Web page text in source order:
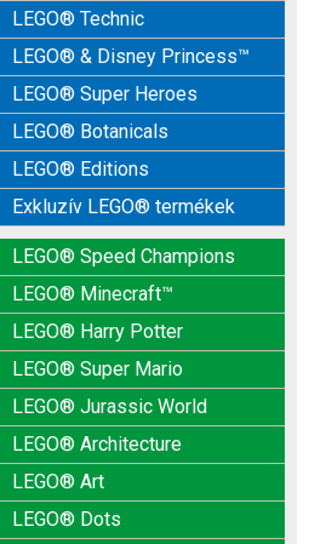
LEGO® Technic
LEGO® & Disney Princess™
LEGO® Super Heroes
LEGO® Botanicals
LEGO® Editions
Exkluzív LEGO® termékek
LEGO® Speed Champions
LEGO® Minecraft™
LEGO® Harry Potter
LEGO® Super Mario
LEGO® Jurassic World
LEGO® Architecture
LEGO® Art
LEGO® Dots